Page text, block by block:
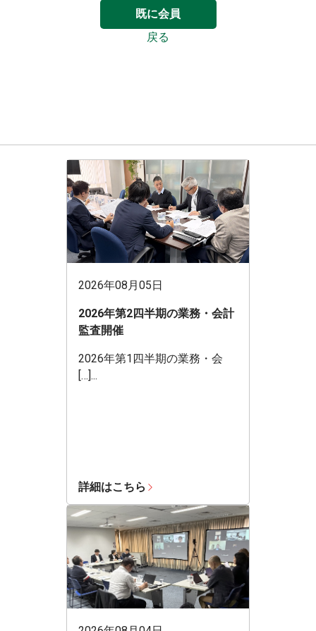
既に会員
戻る
2026年08月05日
2026年第2四半期の業務・会計
監査開催
2026年第1四半期の業務・会
[…]...
詳細はこちら